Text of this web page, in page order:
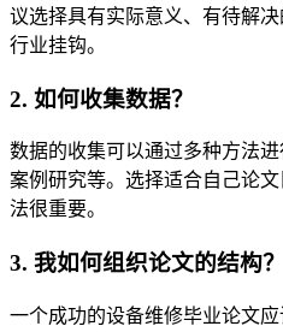
议选择具有实际意义、有待解
行业挂钩。
2. 如何收集数据？
数据的收集可以通过多种方法
案例研究等。选择适合自己论
法很重要。
3. 我如何组织论文的结构？
一个成功的设备维修毕业论文